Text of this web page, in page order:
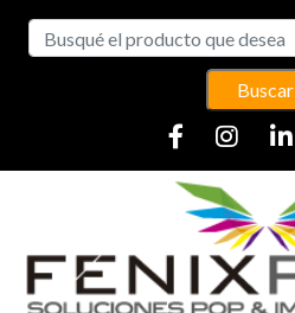
Buscar